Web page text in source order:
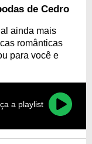
de Cedro
ainda mais
românticas
para você e
a playlist